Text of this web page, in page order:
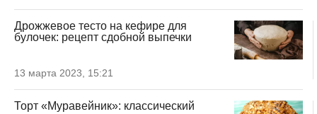
Дрожжевое тесто на кефире для
булочек: рецепт сдобной выпечки
13 марта 2023, 15:21
Торт «Муравейник»: классический